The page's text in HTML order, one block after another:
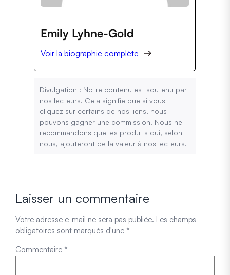
Emily Lyhne-Gold
Voir la biographie complète
Divulgation : Notre contenu est soutenu par
nos lecteurs. Cela signifie que si vous
cliquez sur certains de nos liens, nous
pouvons gagner une commission. Nous ne
recommandons que les produits qui, selon
nous, ajouteront de la valeur à nos lecteurs.
Laisser un commentaire
Votre adresse e-mail ne sera pas publiée. Les champs
obligatoires sont marqués d'une *
Commentaire *